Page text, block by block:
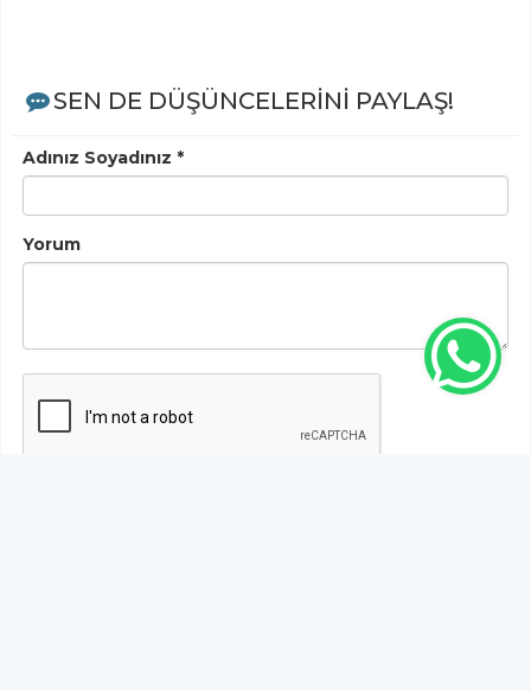
SEN DE DÜŞÜNCELERİNİ PAYLAŞ!
Adınız Soyadınız *
Yorum